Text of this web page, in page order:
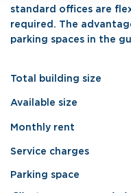
standard offices are
required. The
parking spaces in the
Total building size
Available size
Monthly rent
Service charges
Parking space